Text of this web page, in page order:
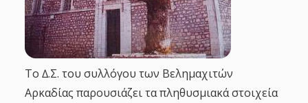
Το ∆.Σ. του συλλόγου των Βελημαχιτών
Αρκαδίας παρουσιάζει τα πληθυσμιακά στοιχεία